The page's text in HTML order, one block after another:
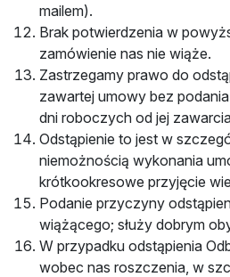
mailem).
Brak potwierdzenia w
zamówienie nas nie wiąże.
Zastrzegamy prawo do
zawartej umowy bez
dni roboczych od jej
Odstąpienie to jest w
niemożnością wykonania
krótkookresowe przyjęcie
Podanie przyczyny
wiążącego; służy dobrym
W przypadku odstąpienia
wobec nas roszczenia, w